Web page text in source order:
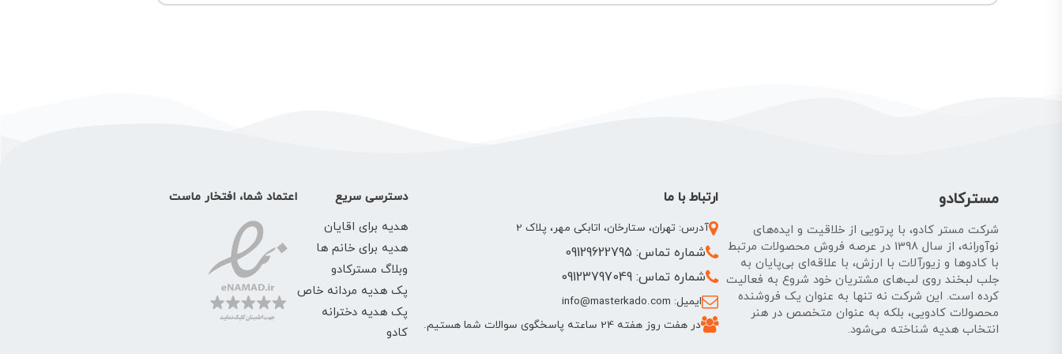
مسترکادو
شرکت مستر کادو، با پرتویی از خلاقیت و ایده‌های
نوآورانه، از سال 1398 در عرصه فروش محصولات مرتبط
با کادوها و زیورآلات با ارزش، با علاقه‌ای بی‌پایان به
جلب لبخند روی لب‌های مشتریان خود شروع به فعالیت
کرده است. این شرکت نه تنها به عنوان یک فروشنده
محصولات کادویی، بلکه به عنوان متخصص در هنر
انتخاب هدیه شناخته می‌شود.
ارتباط با ما
آدرس: تهران، ستارخان، اتابکی مهر، پلاک 2
شماره تماس: 09129622795
شماره تماس: 09123797049
ایمیل: info@masterkado.com
در هفت روز هفته 24 ساعته پاسخگوی سوالات شما هستیم.
دسترسی سریع
هدیه برای اقایان
هدیه برای خانم ها
وبلاگ مسترکادو
پک هدیه مردانه خاص
پک هدیه دخترانه
کادو
اعتماد شما، افتخار ماست